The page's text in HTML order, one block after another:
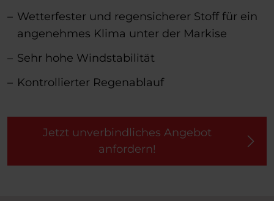
Wetterfester und regensicherer Stoff für ein
angenehmes Klima unter der Markise
Sehr hohe Windstabilität
Kontrollierter Regenablauf
Jetzt unverbindliches Angebot
anfordern!